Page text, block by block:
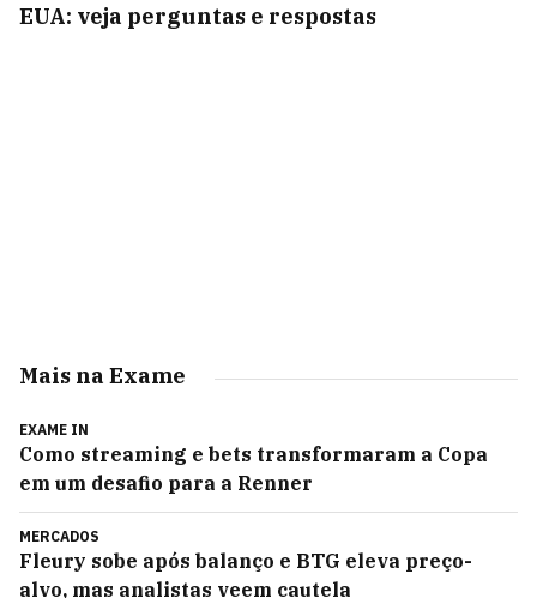
EUA: veja perguntas e respostas
Mais na Exame
EXAME IN
Como streaming e bets transformaram a Copa
em um desafio para a Renner
MERCADOS
Fleury sobe após balanço e BTG eleva preço-
alvo, mas analistas veem cautela